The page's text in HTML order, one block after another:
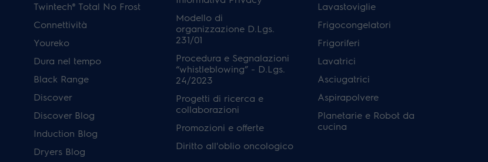
Twintech® Total No Frost
Connettività
Youreko
Dura nel tempo
Black Range
Discover
Discover Blog
Induction Blog
Dryers Blog
Modello di
organizzazione D.Lgs.
231/01
Procedura e Segnalazioni
“whistleblowing” - D.Lgs.
24/2023
Progetti di ricerca e
collaborazioni
Promozioni e offerte
Diritto all'oblio oncologico
Lavastoviglie
Frigocongelatori
Frigoriferi
Lavatrici
Asciugatrici
Aspirapolvere
Planetarie e Robot da
cucina